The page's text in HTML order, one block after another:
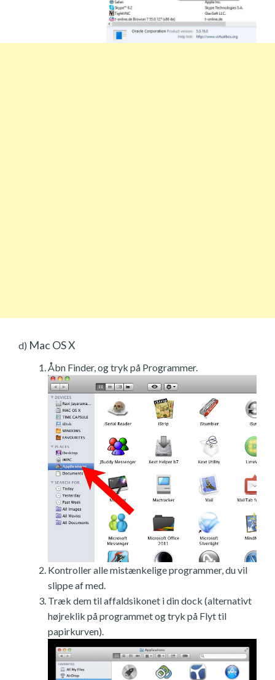
d) Mac OS X
Åbn Finder, og tryk på Programmer.
Kontroller alle mistænkelige programmer, du vil
slippe af med.
Træk dem til affaldsikonet i din dock (alternativt
højreklik på programmet og tryk på Flyt til
papirkurven).